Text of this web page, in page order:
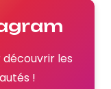
les
!